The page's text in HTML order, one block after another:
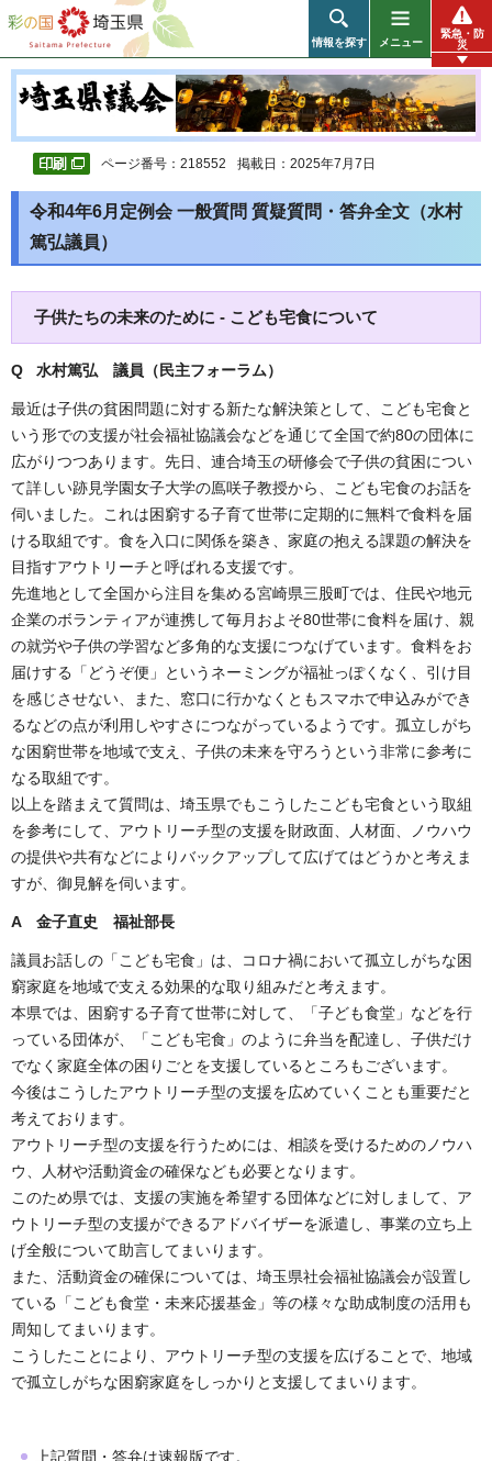
彩の国 埼玉県
情報を探す メニュー
緊急・防
災
ページ番号：218552 掲載日：2025年7月7日
令和4年6月定例会 一般質問 質疑質問・答弁全文（水村
篤弘議員）
子供たちの未来のために - こども宅食について
Q 水村篤弘 議員（民主フォーラム）
最近は子供の貧困問題に対する新たな解決策として、こども宅食と
いう形での支援が社会福祉協議会などを通じて全国で約80の団体に
広がりつつあります。先日、連合埼玉の研修会で子供の貧困につい
て詳しい跡見学園女子大学の鳫咲子教授から、こども宅食のお話を
伺いました。これは困窮する子育て世帯に定期的に無料で食料を届
ける取組です。食を入口に関係を築き、家庭の抱える課題の解決を
目指すアウトリーチと呼ばれる支援です。
先進地として全国から注目を集める宮崎県三股町では、住民や地元
企業のボランティアが連携して毎月およそ80世帯に食料を届け、親
の就労や子供の学習など多角的な支援につなげています。食料をお
届けする「どうぞ便」というネーミングが福祉っぽくなく、引け目
を感じさせない、また、窓口に行かなくともスマホで申込みができ
るなどの点が利用しやすさにつながっているようです。孤立しがち
な困窮世帯を地域で支え、子供の未来を守ろうという非常に参考に
なる取組です。
以上を踏まえて質問は、埼玉県でもこうしたこども宅食という取組
を参考にして、アウトリーチ型の支援を財政面、人材面、ノウハウ
の提供や共有などによりバックアップして広げてはどうかと考えま
すが、御見解を伺います。
A 金子直史 福祉部長
議員お話しの「こども宅食」は、コロナ禍において孤立しがちな困
窮家庭を地域で支える効果的な取り組みだと考えます。
本県では、困窮する子育て世帯に対して、「子ども食堂」などを行
っている団体が、「こども宅食」のように弁当を配達し、子供だけ
でなく家庭全体の困りごとを支援しているところもございます。
今後はこうしたアウトリーチ型の支援を広めていくことも重要だと
考えております。
アウトリーチ型の支援を行うためには、相談を受けるためのノウハ
ウ、人材や活動資金の確保なども必要となります。
このため県では、支援の実施を希望する団体などに対しまして、ア
ウトリーチ型の支援ができるアドバイザーを派遣し、事業の立ち上
げ全般について助言してまいります。
また、活動資金の確保については、埼玉県社会福祉協議会が設置し
ている「こども食堂・未来応援基金」等の様々な助成制度の活用も
周知してまいります。
こうしたことにより、アウトリーチ型の支援を広げることで、地域
で孤立しがちな困窮家庭をしっかりと支援してまいります。
上記質問・答弁は速報版です。